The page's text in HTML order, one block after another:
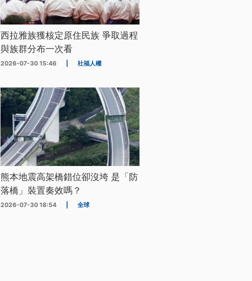
西拉雅族獲核定原住民族 爭取過程
與族群分布一次看
2026-07-30 15:46 社福人權
熊本地震高架橋錯位卻沒垮 是「防
落橋」裝置奏效嗎？
2026-07-30 18:54 全球